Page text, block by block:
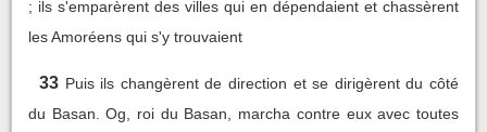
; ils s'emparèrent des villes qui en dépendaient et chassèrent
les Amoréens qui s'y trouvaient
33 Puis ils changèrent de direction et se dirigèrent du côté
du Basan. Og, roi du Basan, marcha contre eux avec toutes